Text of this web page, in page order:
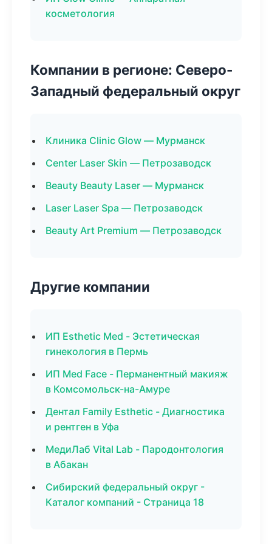
косметология
Компании в регионе: Северо-
Западный федеральный округ
Клиника Clinic Glow — Мурманск
Center Laser Skin — Петрозаводск
Beauty Beauty Laser — Мурманск
Laser Laser Spa — Петрозаводск
Beauty Art Premium — Петрозаводск
Другие компании
ИП Esthetic Med - Эстетическая
гинекология в Пермь
ИП Med Face - Перманентный макияж
в Комсомольск-на-Амуре
Дентал Family Esthetic - Диагностика
и рентген в Уфа
МедиЛаб Vital Lab - Пародонтология
в Абакан
Сибирский федеральный округ -
Каталог компаний - Страница 18